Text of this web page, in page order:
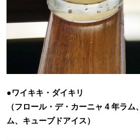
●ワイキキ・ダイキリ
（フロール・デ・カーニャ 4 年ラム
ム、キューブドアイス）